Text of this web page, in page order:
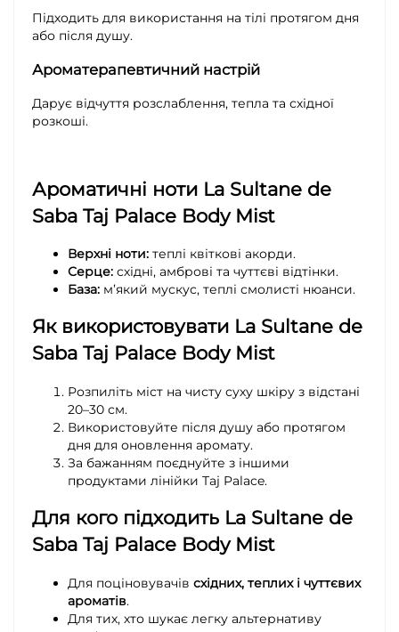
Підходить для використання на тілі протягом дня
або після душу.
Ароматерапевтичний настрій
Дарує відчуття розслаблення, тепла та східної
розкоші.
Ароматичні ноти La Sultane de
Saba Taj Palace Body Mist
Верхні ноти: теплі квіткові акорди.
Серце: східні, амброві та чуттєві відтінки.
База: м’який мускус, теплі смолисті нюанси.
Як використовувати La Sultane de
Saba Taj Palace Body Mist
Розпиліть міст на чисту суху шкіру з відстані
20–30 см.
Використовуйте після душу або протягом
дня для оновлення аромату.
За бажанням поєднуйте з іншими
продуктами лінійки Taj Palace.
Для кого підходить La Sultane de
Saba Taj Palace Body Mist
Для поціновувачів східних, теплих і чуттєвих
ароматів.
Для тих, хто шукає легку альтернативу